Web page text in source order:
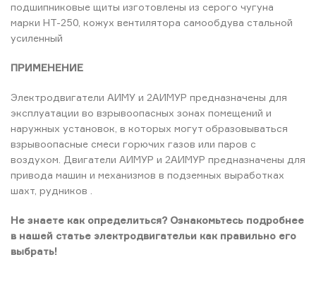
подшипниковые щиты изготовлены из серого чугуна
марки НТ-250, кожух вентилятора самообдува стальной
усиленный
ПРИМЕНЕНИЕ
Электродвигатели АИМУ и 2АИМУР предназначены для
эксплуатации во взрывоопасных зонах помещений и
наружных установок, в которых могут образовываться
взрывоопасные смеси горючих газов или паров с
воздухом. Двигатели АИМУР и 2АИМУР предназначены для
привода машин и механизмов в подземных выработках
шахт, рудников .
Не знаете как определиться? Ознакомьтесь подробнее
в нашей статье электродвигательи как правильно его
выбрать!